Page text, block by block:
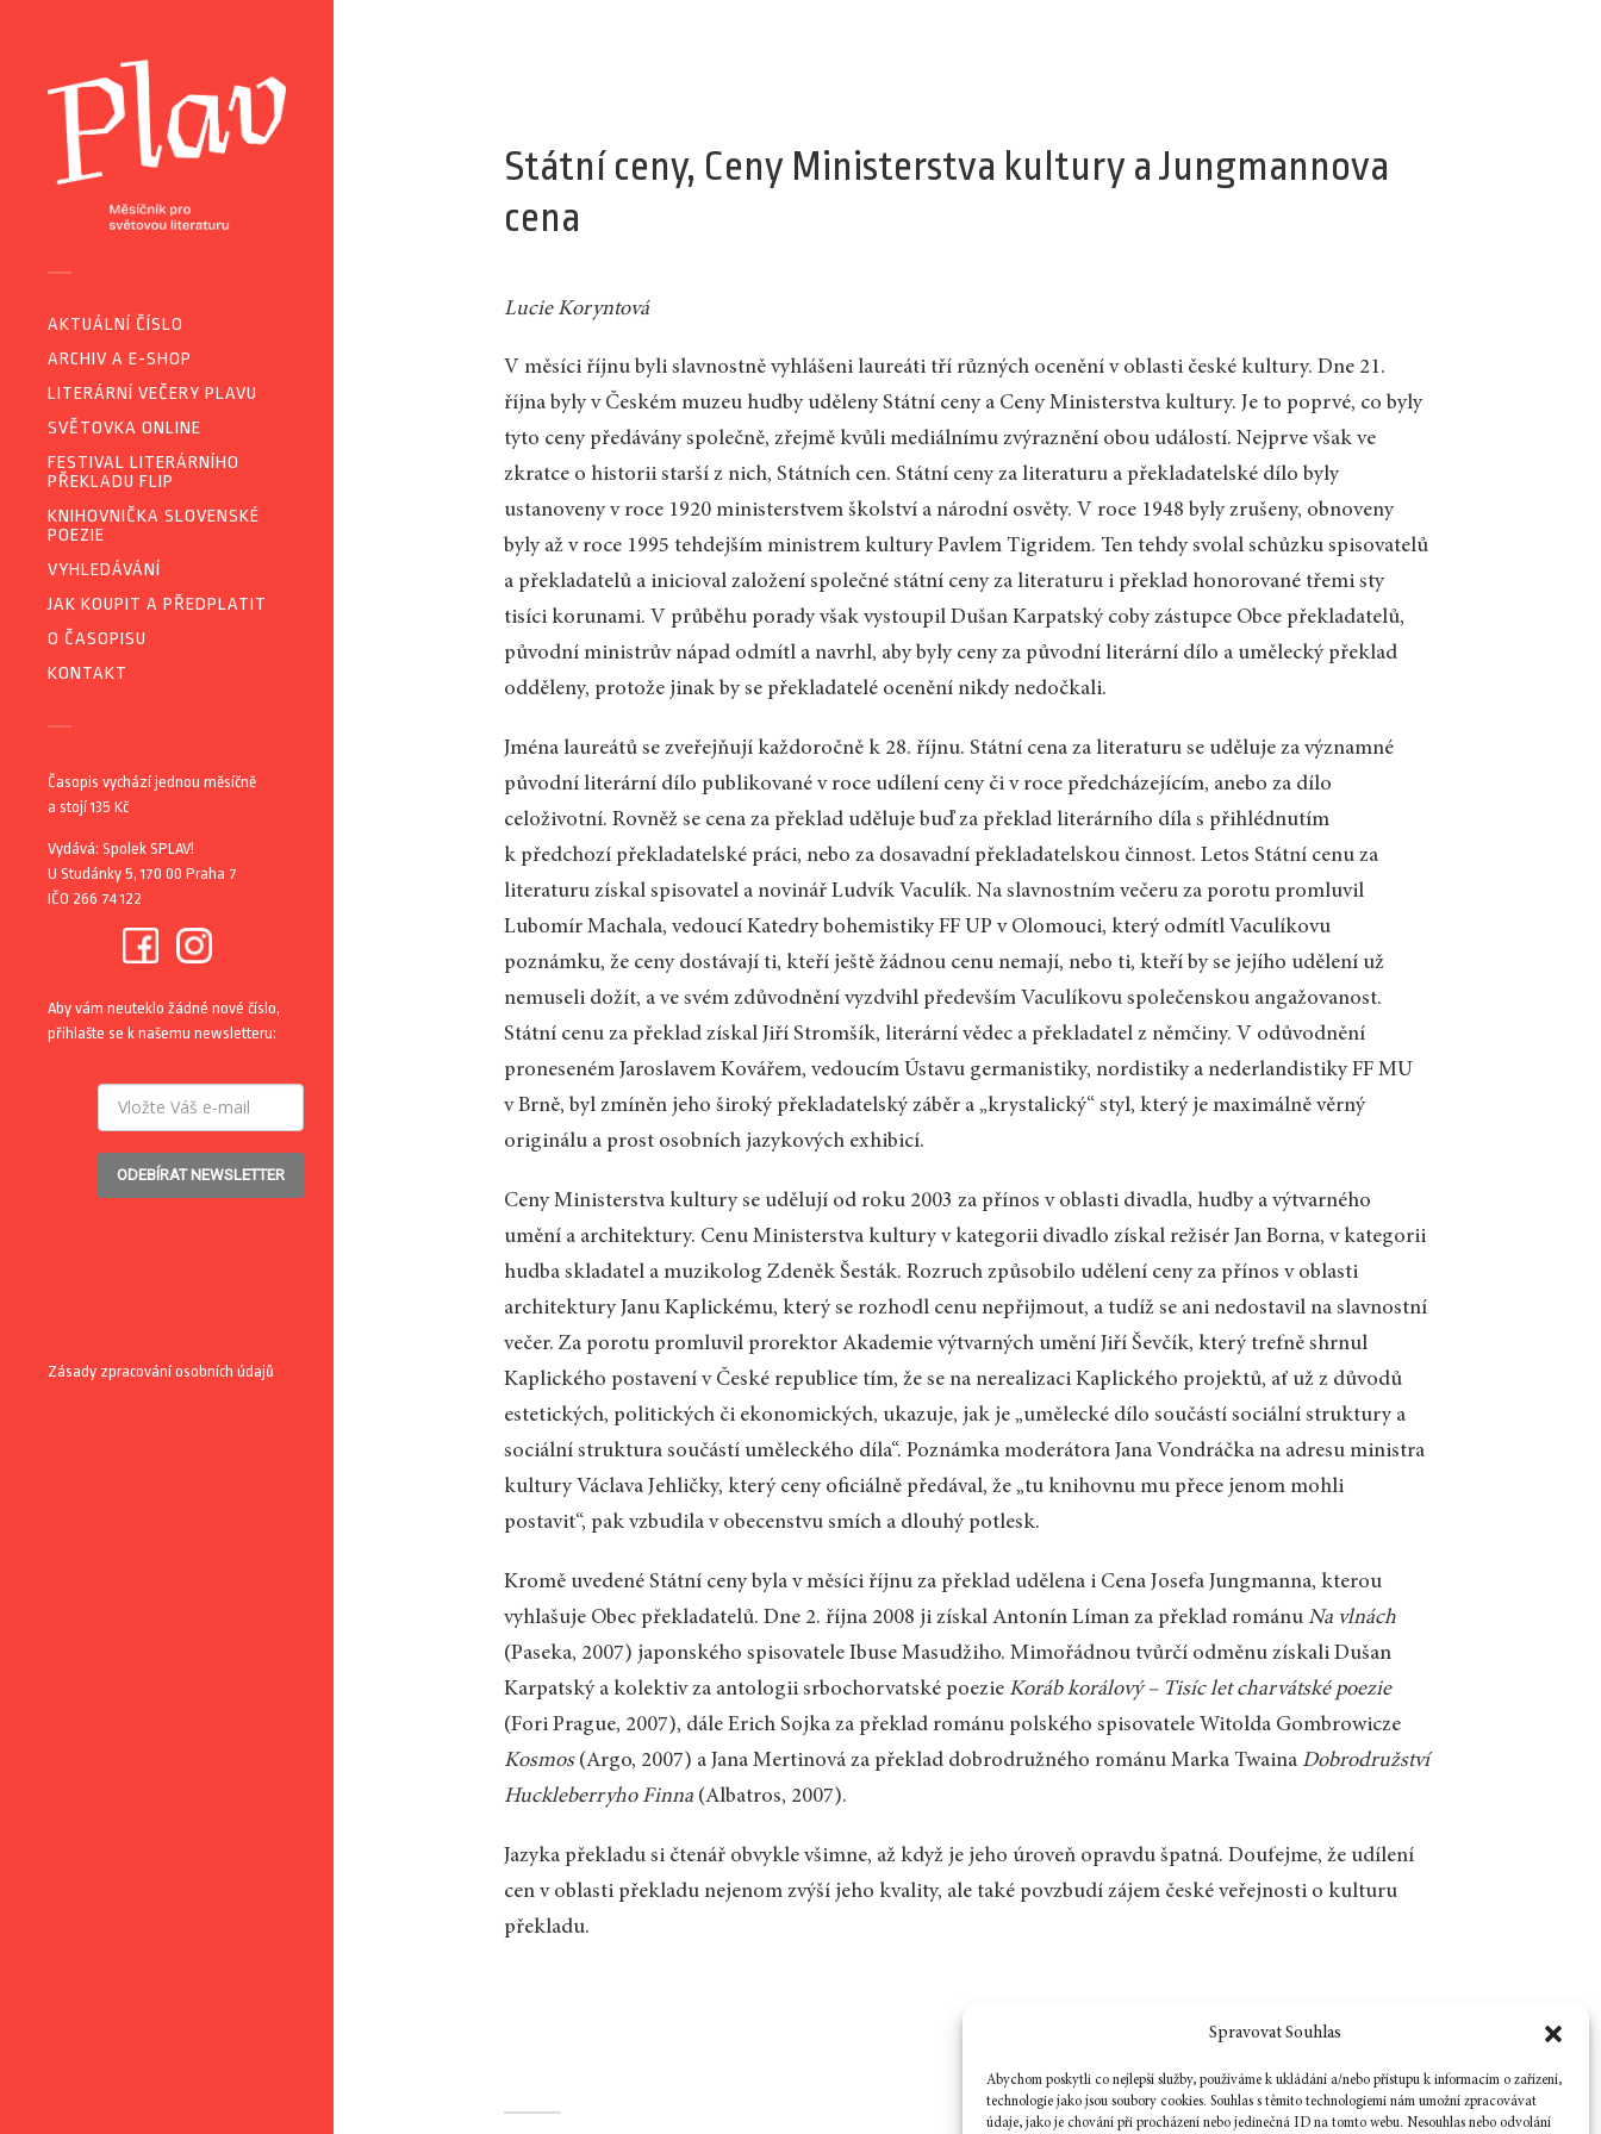
Spravovat Souhlas
Abychom poskytli co nejlepší služby, používáme k ukládání a/nebo přístupu k informacím o zařízení,
technologie jako jsou soubory cookies. Souhlas s těmito technologiemi nám umožní zpracovávat
údaje, jako je chování při procházení nebo jedinečná ID na tomto webu. Nesouhlas nebo odvolání
AKTUÁLNÍ ČÍSLO
ARCHIV A E-SHOP
LITERÁRNÍ VEČERY PLAVU
SVĚTOVKA ONLINE
FESTIVAL LITERÁRNÍHO
PŘEKLADU FLIP
KNIHOVNIČKA SLOVENSKÉ
POEZIE
VYHLEDÁVÁNÍ
JAK KOUPIT A PŘEDPLATIT
O ČASOPISU
KONTAKT
Časopis vychází jednou měsíčně
a stojí 135 Kč
Vydává: Spolek SPLAV!
U Studánky 5, 170 00 Praha 7
IČO 266 74 122
Aby vám neuteklo žádné nové číslo,
přihlašte se k našemu newsletteru:
ODEBÍRAT NEWSLETTER
Zásady zpracování osobních údajů
Státní ceny, Ceny Ministerstva kultury a Jungmannova
cena
Lucie Koryntová
V měsíci říjnu byli slavnostně vyhlášeni laureáti tří různých ocenění v oblasti české kultury. Dne 21.
října byly v Českém muzeu hudby uděleny Státní ceny a Ceny Ministerstva kultury. Je to poprvé, co byly
tyto ceny předávány společně, zřejmě kvůli mediálnímu zvýraznění obou událostí. Nejprve však ve
zkratce o historii starší z nich, Státních cen. Státní ceny za literaturu a překladatelské dílo byly
ustanoveny v roce 1920 ministerstvem školství a národní osvěty. V roce 1948 byly zrušeny, obnoveny
byly až v roce 1995 tehdejším ministrem kultury Pavlem Tigridem. Ten tehdy svolal schůzku spisovatelů
a překladatelů a inicioval založení společné státní ceny za literaturu i překlad honorované třemi sty
tisíci korunami. V průběhu porady však vystoupil Dušan Karpatský coby zástupce Obce překladatelů,
původní ministrův nápad odmítl a navrhl, aby byly ceny za původní literární dílo a umělecký překlad
odděleny, protože jinak by se překladatelé ocenění nikdy nedočkali.
Jména laureátů se zveřejňují každoročně k 28. říjnu. Státní cena za literaturu se uděluje za významné
původní literární dílo publikované v roce udílení ceny či v roce předcházejícím, anebo za dílo
celoživotní. Rovněž se cena za překlad uděluje buď za překlad literárního díla s přihlédnutím
k předchozí překladatelské práci, nebo za dosavadní překladatelskou činnost. Letos Státní cenu za
literaturu získal spisovatel a novinář Ludvík Vaculík. Na slavnostním večeru za porotu promluvil
Lubomír Machala, vedoucí Katedry bohemistiky FF UP v Olomouci, který odmítl Vaculíkovu
poznámku, že ceny dostávají ti, kteří ještě žádnou cenu nemají, nebo ti, kteří by se jejího udělení už
nemuseli dožít, a ve svém zdůvodnění vyzdvihl především Vaculíkovu společenskou angažovanost.
Státní cenu za překlad získal Jiří Stromšík, literární vědec a překladatel z němčiny. V odůvodnění
proneseném Jaroslavem Kovářem, vedoucím Ústavu germanistiky, nordistiky a nederlandistiky FF MU
v Brně, byl zmíněn jeho široký překladatelský záběr a „krystalický“ styl, který je maximálně věrný
originálu a prost osobních jazykových exhibicí.
Ceny Ministerstva kultury se udělují od roku 2003 za přínos v oblasti divadla, hudby a výtvarného
umění a architektury. Cenu Ministerstva kultury v kategorii divadlo získal režisér Jan Borna, v kategorii
hudba skladatel a muzikolog Zdeněk Šesták. Rozruch způsobilo udělení ceny za přínos v oblasti
architektury Janu Kaplickému, který se rozhodl cenu nepřijmout, a tudíž se ani nedostavil na slavnostní
večer. Za porotu promluvil prorektor Akademie výtvarných umění Jiří Ševčík, který trefně shrnul
Kaplického postavení v České republice tím, že se na nerealizaci Kaplického projektů, ať už z důvodů
estetických, politických či ekonomických, ukazuje, jak je „umělecké dílo součástí sociální struktury a
sociální struktura součástí uměleckého díla“. Poznámka moderátora Jana Vondráčka na adresu ministra
kultury Václava Jehličky, který ceny oficiálně předával, že „tu knihovnu mu přece jenom mohli
postavit“, pak vzbudila v obecenstvu smích a dlouhý potlesk.
Kromě uvedené Státní ceny byla v měsíci říjnu za překlad udělena i Cena Josefa Jungmanna, kterou
vyhlašuje Obec překladatelů. Dne 2. října 2008 ji získal Antonín Líman za překlad románuNa vlnách
(Paseka, 2007) japonského spisovatele Ibuse Masudžiho. Mimořádnou tvůrčí odměnu získali Dušan
Karpatský a kolektiv za antologii srbochorvatské poezie Koráb korálový – Tisíc let charvátské poezie
(Fori Prague, 2007), dále Erich Sojka za překlad románu polského spisovatele Witolda Gombrowicze
Kosmos(Argo, 2007) a Jana Mertinová za překlad dobrodružného románu Marka TwainaDobrodružství
Huckleberryho Finna (Albatros, 2007).
Jazyka překladu si čtenář obvykle všimne, až když je jeho úroveň opravdu špatná. Doufejme, že udílení
cen v oblasti překladu nejenom zvýší jeho kvality, ale také povzbudí zájem české veřejnosti o kulturu
překladu.